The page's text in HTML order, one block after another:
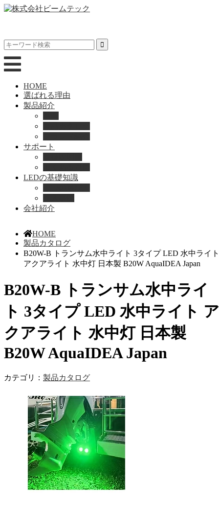
HOME
選ばれる理由
製品紹介
サポート
LEDの基礎知識
会社紹介
HOME
製品カタログ
B20W-B トランサム水中ライト 3タイプ LED 水中ライト
アクアライト 水中灯 日本製 B20W AquaIDEA Japan
B20W-B トランサム水中ライ
ト 3タイプ LED 水中ライト ア
クアライト 水中灯 日本製
B20W AquaIDEA Japan
カテゴリ： 製品カタログ